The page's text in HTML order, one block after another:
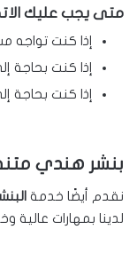
متى يجب عليك
إذا كنت تواجه
إذا كنت بحاجة
إذا كنت بحاجة
بنشر هندي
نقدم أيضًا خدمة
لدينا بمهارات عالية